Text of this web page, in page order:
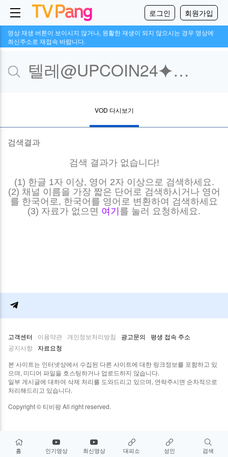
로그인 회원가입
영상 재생 버튼이 보이시지 않거나, 원활한 재생이 되지 않으시는 경우 영상에
최신주소로 재접속 바랍니다.
VOD 다시보기
검색결과
검색 결과가 없습니다!
(1) 한글 1자 이상, 영어 2자 이상으로 검색하세요.
(2) 채널 이름을 가장 짧은 단어로 검색하시거나 영어
를 한국어로, 한국어를 영어로 변환하여 검색하세요
(3) 자료가 없으면 여기 를 눌러 요청하세요.
고객센터 이용약관 개인정보처리방침 광고문의
평생 접속 주소
공지사항 자료요청
본 사이트는 인터넷상에서 수집된 다른 사이트에 대한 링크정보를 포함하고 있
으며, 미디어 파일을 호스팅하거나 업로드하지 않습니다.
일부 게시글에 대하여 삭제 처리를 도와드리고 있으며, 연락주시면 순차적으로
처리해드리고 있습니다.
Copyright © 티비팡 All right reserved.
홈 인기영상 최신영상 대피소 성인 검색